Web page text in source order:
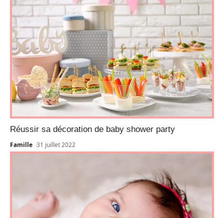
Réussir sa décoration de baby shower party
Famille 31 juillet 2022